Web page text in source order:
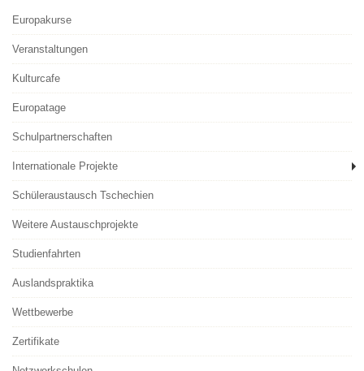
Europakurse
Veranstaltungen
Kulturcafe
Europatage
Schulpartnerschaften
Internationale Projekte
Schüleraustausch Tschechien
Weitere Austauschprojekte
Studienfahrten
Auslandspraktika
Wettbewerbe
Zertifikate